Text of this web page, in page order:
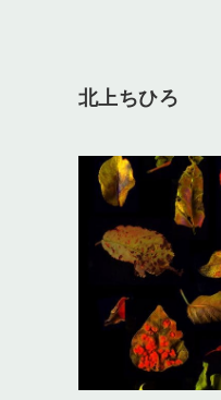
北上ちひろ